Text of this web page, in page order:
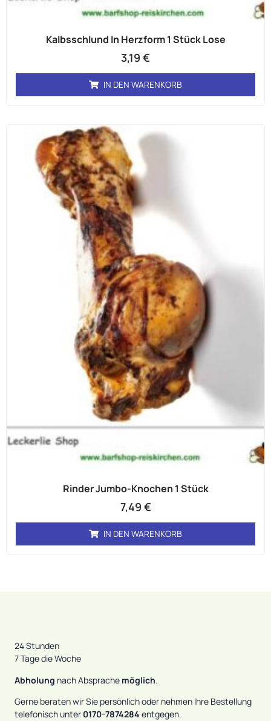
Kalbsschlund In Herzform 1 Stück Lose
3,19 €
IN DEN WARENKORB
Rinder Jumbo-Knochen 1 Stück
7,49 €
IN DEN WARENKORB
24 Stunden
7 Tage die Woche
Abholung nach Absprache möglich.
Gerne beraten wir Sie persönlich oder nehmen Ihre Bestellung
telefonisch unter 0170-7874284 entgegen.